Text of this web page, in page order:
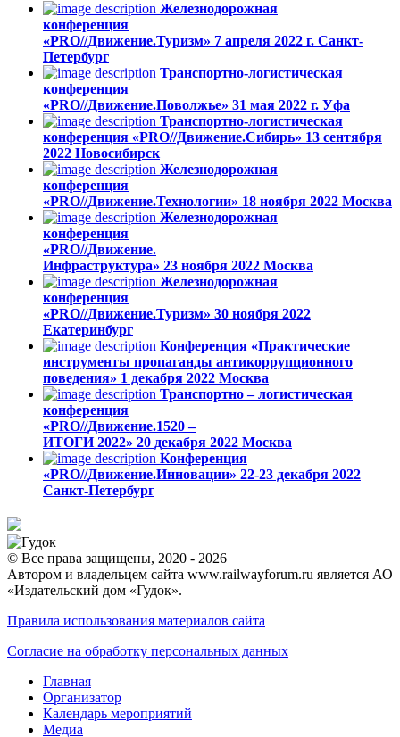
Железнодорожная
конференция
«PRO//Движение.Туризм» 7 апреля 2022 г. Санкт-
Петербург
Транспортно-логистическая
конференция
«PRO//Движение.Поволжье» 31 мая 2022 г. Уфа
Транспортно-логистическая
конференция «PRO//Движение.Сибирь» 13 cентября
2022 Новосибирск
Железнодорожная
конференция
«PRO//Движение.Технологии» 18 ноября 2022 Москва
Железнодорожная
конференция
«PRO//Движение.
Инфраструктура» 23 ноября 2022 Москва
Железнодорожная
конференция
«PRO//Движение.Туризм» 30 ноября 2022
Екатеринбург
Конференция «Практические
инструменты пропаганды антикоррупционного
поведения» 1 декабря 2022 Москва
Транспортно – логистическая
конференция
«PRO//Движение.1520 –
ИТОГИ 2022» 20 декабря 2022 Москва
Конференция
«PRO//Движение.Инновации» 22-23 декабря 2022
Санкт-Петербург
© Все права защищены, 2020 - 2026
Автором и владельцем сайта www.railwayforum.ru является АО
«Издательский дом «Гудок».
Правила использования материалов сайта
Согласие на обработку персональных данных
Главная
Организатор
Календарь мероприятий
Медиа